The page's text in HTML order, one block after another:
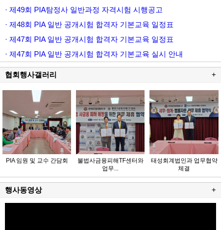
· 제49회 PIA탐정사 일반과정 자격시험 시행공고
· 제48회 PIA 일반 공개시험 합격자 기본교육 일정표
· 제47회 PIA 일반 공개시험 합격자 기본교육 일정표
· 제47회 PIA 일반 공개시험 합격자 기본교육 실시 안내
협회행사갤러리 +
PIA 임원 및 교수 간담회
불법사금융피해TF센터와
업무...
태성회계법인과 업무협약
체결
행사동영상 +